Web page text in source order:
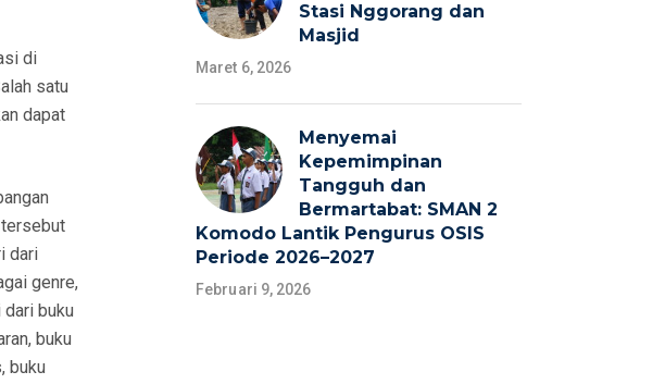
di
satu
dapat
tersebut
dari
genre,
dari buku
buku
buku
Stasi Nggorang dan
Masjid
Maret 6, 2026
Menyemai
Kepemimpinan
Tangguh dan
Bermartabat: SMAN 2
Komodo Lantik Pengurus OSIS
Periode 2026–2027
Februari 9, 2026